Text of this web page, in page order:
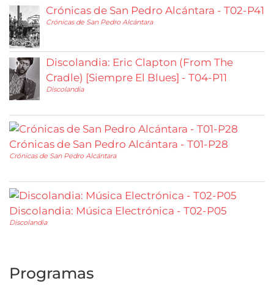
Crónicas de San Pedro Alcántara - T02-P41
Crónicas de San Pedro Alcántara
Discolandia: Eric Clapton (From The
Cradle) [Siempre El Blues] - T04-P11
Discolandia
Crónicas de San Pedro Alcántara - T01-P28
Crónicas de San Pedro Alcántara
Discolandia: Música Electrónica - T02-P05
Discolandia
Programas